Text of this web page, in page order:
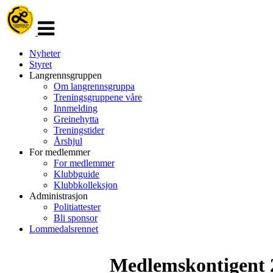
navigasjon
Nyheter
Styret
Langrennsgruppen
Om langrennsgruppa
Treningsgruppene våre
Innmelding
Greinehytta
Treningstider
Årshjul
For medlemmer
For medlemmer
Klubbguide
Klubbkolleksjon
Administrasjon
Politiattester
Bli sponsor
Lommedalsrennet
Medlemskontigent